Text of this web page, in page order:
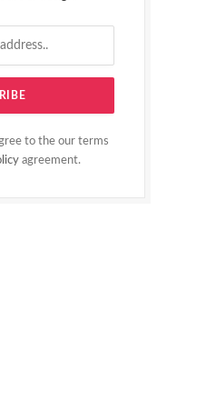
to the our terms
agreement.